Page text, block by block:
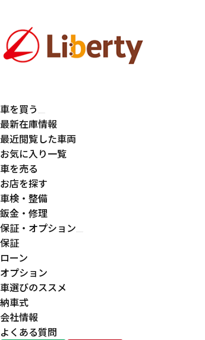
車を買う
最新在庫情報
最近閲覧した車両
お気に入り一覧
車を売る
お店を探す
車検・整備
鈑金・修理
保証・オプション
保証
ローン
オプション
車選びのススメ
納車式
会社情報
よくある質問